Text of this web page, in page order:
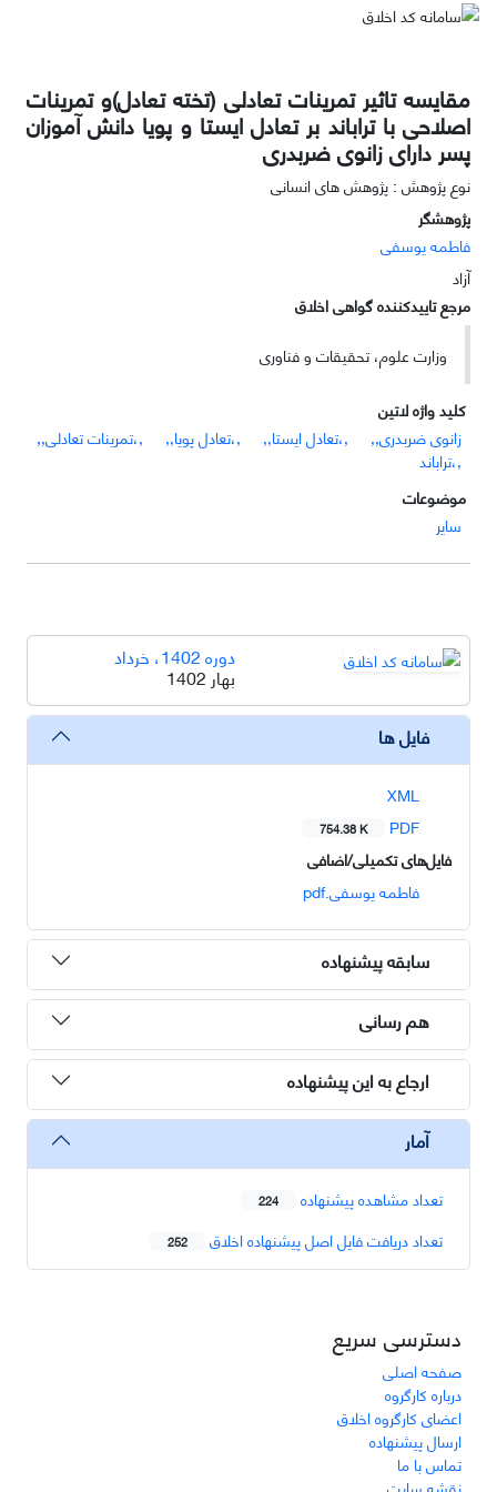
مقایسه تاثیر تمرینات تعادلی (تخته تعادل)و تمرینات
اصلاحی با تراباند بر تعادل ایستا و پویا دانش آموزان
پسر دارای زانوی ضربدری
نوع پژوهش : پژوهش های انسانی
پژوهشگر
فاطمه یوسفی
آزاد
مرجع تاییدکننده گواهی اخلاق
وزارت علوم، تحقیقات و فناوری
کلید واژه لاتین
زانوی ضربدری,,
,،تعادل ایستا,, ,،تعادل پویا,,
,،تمرینات تعادلی,,
,،تراباند
موضوعات
سایر
دوره 1402، خرداد
بهار 1402
فایل ها
XML
PDF
754.38 K
فایل‌های تکمیلی/اضافی
فاطمه یوسفی.pdf
سابقه پیشنهاده
هم رسانی
ارجاع به این پیشنهاده
آمار
تعداد مشاهده پیشنهاده 224
تعداد دریافت فایل اصل پیشنهاده اخلاق 252
دسترسی سریع
صفحه اصلی
درباره کارگروه
اعضای کارگروه اخلاق
ارسال پیشنهاده
تماس با ما